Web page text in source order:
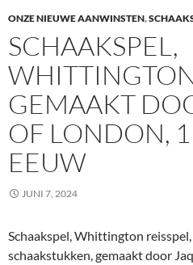
ONZE NIEUWE AANWINSTEN,
SCHAAKSPEL,
GEMAAKT
OF LONDON,
EEUW
JUNI 7, 2024
Schaakspel, Whittington
schaakstukken, gemaakt door